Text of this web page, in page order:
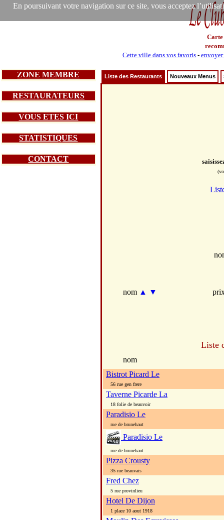
En poursuivant votre navigation sur ce site, vous acceptez
Carte
Cette ville dans vos favoris -
ZONE MEMBRE
RESTAURATEURS
VOUS ETES ICI
STATISTIQUES
CONTACT
Liste des Restaurants Nouveaux Menus
nom ▲ ▼
Liste
nom
Bistrot Picard Le
56 rue gen frere
Taverne Picarde La
18 folie de beauvoir
Paradisio Le
rue de brunehaut
Paradisio Le
rue de brunehaut
Pizza Crousty
35 rue beauvais
Fred Chez
5 rue provinlieu
Hotel De Dijon
1 place 10 aout 1918